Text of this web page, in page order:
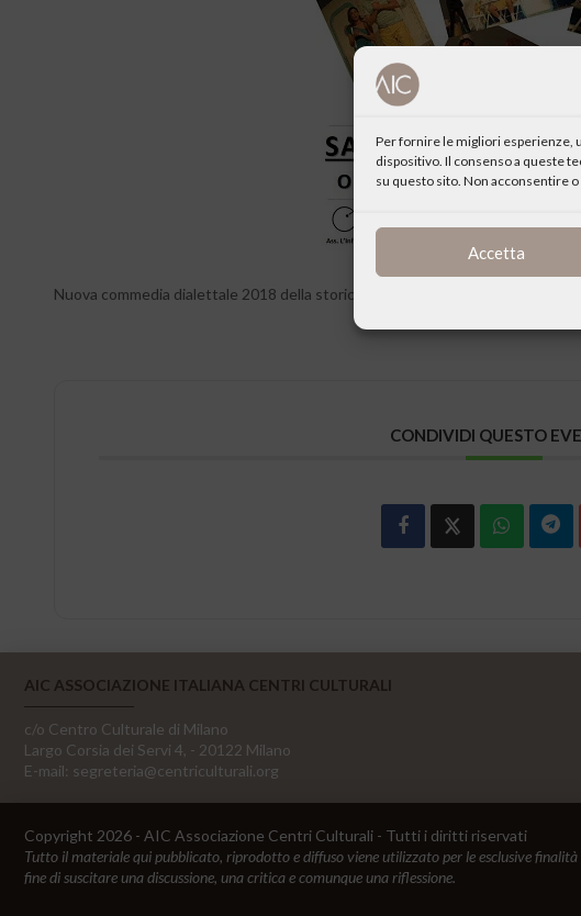
Per fornire le migliori esperienze,
dispositivo. Il consenso a queste
su questo sito. Non acconsentire
Accetta
Nuova commedia dialettale 2018 della storica compagnia “Il Carrozzone”
CONDIVIDI QUESTO
AIC ASSOCIAZIONE ITALIANA CENTRI CULTURALI
c/o Centro Culturale di Milano
Largo Corsia dei Servi 4, - 20122 Milano
E-mail: segreteria@centriculturali.org
Copyright 2026 - AIC Associazione Centri Culturali - Tutti i diritti riservati
Tutto il materiale qui pubblicato, riprodotto e diffuso viene utilizzato per le esclusive
fine di suscitare una discussione, una critica e comunque una riflessione.